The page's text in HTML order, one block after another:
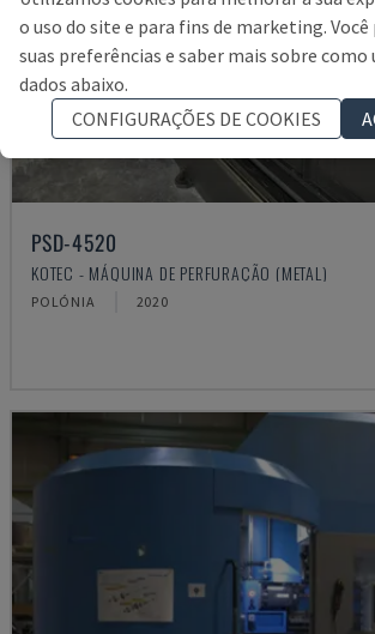
PSD-4520
KOTEC - MÁQUINA DE PERFURAÇÃO (METAL)
POLÓNIA 2020
o uso do site e para fins de marketing.
suas preferências e saber mais sobre como
dados abaixo.
CONFIGURAÇÕES DE COOKIES